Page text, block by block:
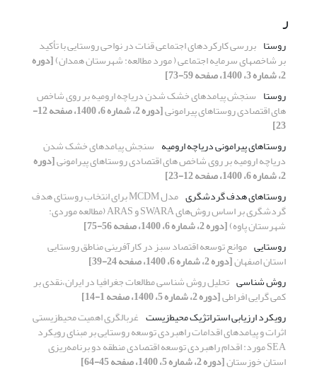
ر
روستا بررسی کارکردهای اجتماعی قنات در نواحی روستایی با تأکید
بر شاخصهای سرمایه اجتماعی ( مورد مطالعه: شهرستان همدان)[دوره
2، شماره 3، 1400، صفحه 59-73]
روستا سنجش پیامدهای خشک شدن دریاچه ارومیه بر روی شاخص
های اقتصادی روستاهای پیرامونی [دوره 2، شماره 6، 1400، صفحه 12-
23]
روستاهای پیرامونی دریاچه ارومیه سنجش پیامدهای خشک شدن
دریاچه ارومیه بر روی شاخص های اقتصادی روستاهای پیرامونی[دوره
2، شماره 6، 1400، صفحه 12-23]
روستاهای هدف گردشگری
مدل MCDM برای انتخاب روستای هدف
گردشگری بر اساس روش‌های SWARA و ARAS (مطالعه‏ موردی:
شهرستان پاوه)[دوره 2، شماره 6، 1400، صفحه 56-75]
روستایی موانع توسعه اقتصاد سبز در کارآفرینی مناطق روستایی
استان اصفهان[دوره 2، شماره 6، 1400، صفحه 24-39]
روش شناسی تحلیل روش شناسی مطالعات جغرافیا در ایران،نقدی بر
کمی گرایی افراطی[دوره 2، شماره 5، 1400، صفحه 1-14]
رویکرد ارزیابی استراتژیک محیط‌زیست غربالگری اهمیت محیط‌زیستی
اثرات و پیامدهای اقدامات راهبردی توسعه روستایی بر مبنای رویکرد
SEA مورد: اقدام راهبردی توسعه اقتصادی منطقه دو برنامه‌ریزی
استان خوزستان[دوره 2، شماره 5، 1400، صفحه 45-64]